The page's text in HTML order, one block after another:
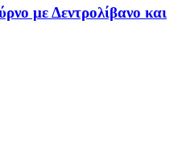
με Δεντρολίβανο και